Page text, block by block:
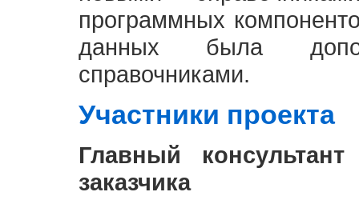
программных
данных была
справочниками.
Участники проекта
Главный
заказчика